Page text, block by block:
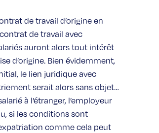
de travail d’origine en
de travail avec
auront alors tout intérêt
d’origine. Bien évidemment,
le lien juridique avec
serait alors sans objet…
à l’étranger, l’employeur
si les conditions sont
comme cela peut